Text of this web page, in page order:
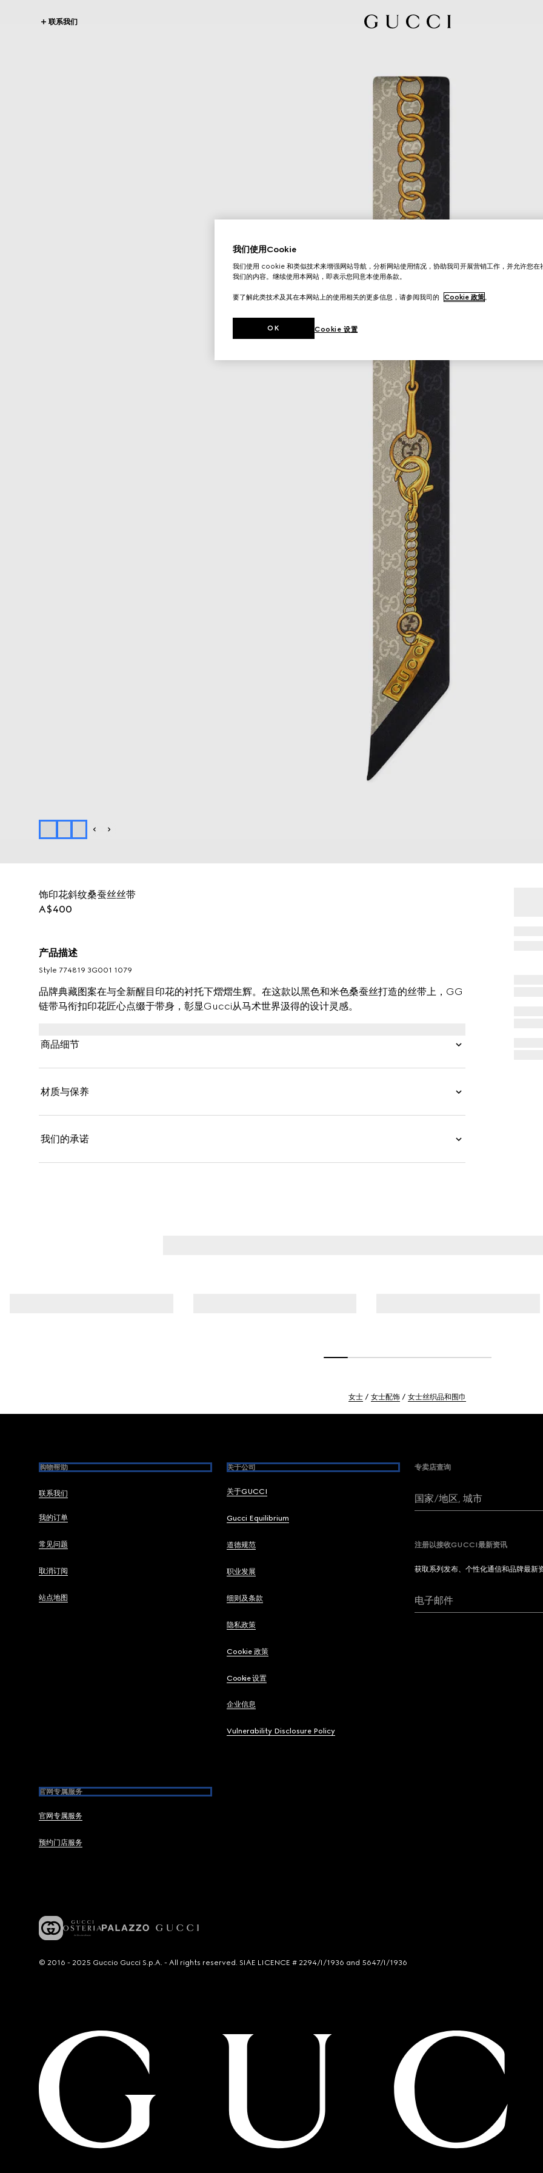
联系我们
饰印花斜纹桑蚕丝丝带
A$400
产品描述
Style ‎774819 3G001 1079
品牌典藏图案在与全新醒目印花的衬托下熠熠生辉。在这款以黑色和米色桑蚕丝打造的丝带上，GG
链带马衔扣印花匠心点缀于带身，彰显Gucci从马术世界汲得的设计灵感。
商品细节
材质与保养
我们的承诺
女士 女士配饰 女士丝织品和围巾
购物帮助
联系我们
我的订单
常见问题
取消订阅
站点地图
关于公司
关于GUCCI
Gucci Equilibrium
道德规范
职业发展
细则及条款
隐私政策
Cookie 政策
Cookie 设置
企业信息
Vulnerability Disclosure Policy
官网专属服务
官网专属服务
预约门店服务
专卖店查询
国家/地区, 城市
注册以接收GUCCI最新资讯
获取系列发布、个性化通信和品牌最新
电子邮件
© 2016 - 2025 Guccio Gucci S.p.A. - All rights reserved. SIAE LICENCE # 2294/I/1936 and 5647/I/1936
我们使用Cookie
我们使用 cookie 和类似技术来增强网站导航，分析网站使用情况，协助我司开展营销工作，并允许您在
我们的内容。继续使用本网站，即表示您同意本使用条款。
要了解此类技术及其在本网站上的使用相关的更多信息，请参阅我司的 Cookie 政策。
Cookie 设置
OK